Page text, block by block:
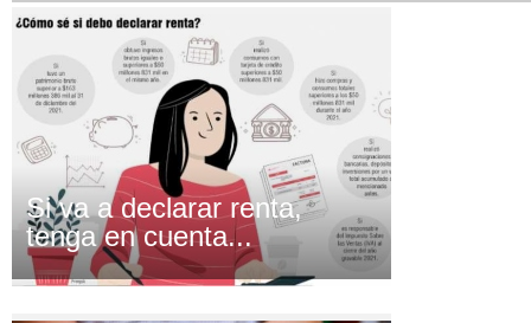
Si va a declarar renta,
tenga en cuenta...